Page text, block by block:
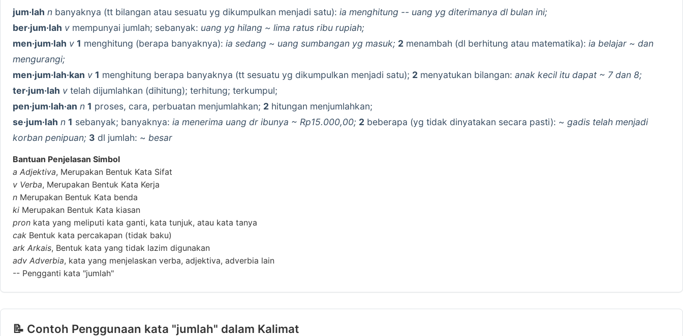
jum·lah n banyaknya (tt bilangan atau sesuatu yg dikumpulkan menjadi satu): ia menghitung -- uang yg diterimanya dl bulan ini;
ber·jum·lah v mempunyai jumlah; sebanyak: uang yg hilang ~ lima ratus ribu rupiah;
men·jum·lah v 1 menghitung (berapa banyaknya): ia sedang ~ uang sumbangan yg masuk; 2 menambah (dl berhitung atau matematika): ia belajar ~ dan
mengurangi;
men·jum·lah·kan v 1 menghitung berapa banyaknya (tt sesuatu yg dikumpulkan menjadi satu); 2 menyatukan bilangan: anak kecil itu dapat ~ 7 dan 8;
ter·jum·lah v telah dijumlahkan (dihitung); terhitung; terkumpul;
pen·jum·lah·an n 1 proses, cara, perbuatan menjumlahkan; 2 hitungan menjumlahkan;
se·jum·lah n 1 sebanyak; banyaknya: ia menerima uang dr ibunya ~ Rp15.000,00; 2 beberapa (yg tidak dinyatakan secara pasti): ~ gadis telah menjadi
korban penipuan; 3 dl jumlah: ~ besar
Bantuan Penjelasan Simbol
a Adjektiva, Merupakan Bentuk Kata Sifat
v Verba, Merupakan Bentuk Kata Kerja
n Merupakan Bentuk Kata benda
ki Merupakan Bentuk Kata kiasan
pron kata yang meliputi kata ganti, kata tunjuk, atau kata tanya
cak Bentuk kata percakapan (tidak baku)
ark Arkais, Bentuk kata yang tidak lazim digunakan
adv Adverbia, kata yang menjelaskan verba, adjektiva, adverbia lain
-- Pengganti kata "jumlah"
📝 Contoh Penggunaan kata "jumlah" dalam Kalimat